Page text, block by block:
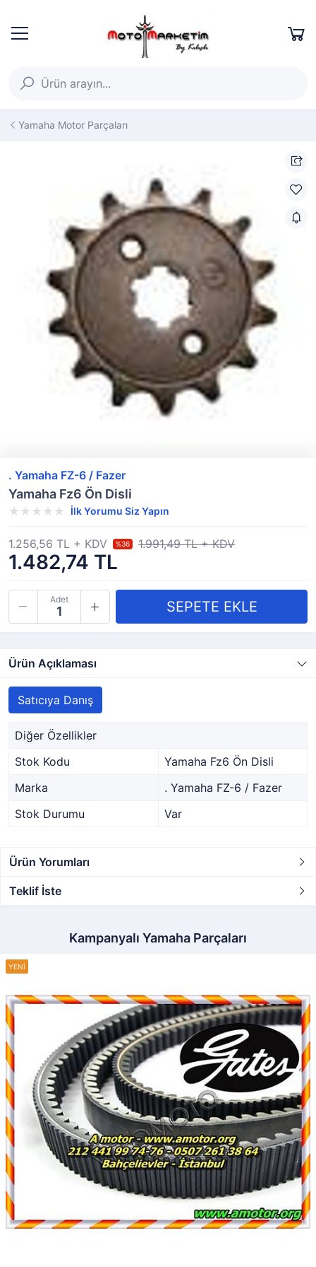
Yamaha Motor Parçaları
. Yamaha FZ-6 / Fazer
Yamaha Fz6 Ön Disli
İlk Yorumu Siz Yapın
1.482,74 TL
1.256,56 TL + KDV %36 1.991,49 TL + KDV
Adet
Ürün Açıklaması
Satıcıya Danış
Diğer Özellikler
Stok Kodu
Yamaha Fz6 Ön Disli
Marka
. Yamaha FZ-6 / Fazer
Stok Durumu
Var
Ürün Yorumları
Teklif İste
Kampanyalı Yamaha Parçaları